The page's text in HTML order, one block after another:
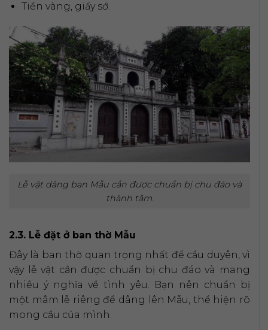
Tiền vàng, giấy sớ.
Lễ vật dâng ban Mẫu cần được chuẩn bị chu đáo và
thành tâm.
2.3. Lễ đặt ở ban thờ Mẫu
Đây là ban thờ quan trọng nhất để cầu duyên, vì
vậy lễ vật cần được chuẩn bị chu đáo và mang
nhiều ý nghĩa về tình yêu. Bạn nên chuẩn bị
một mâm lễ riêng để dâng lên Mẫu, thể hiện rõ
mong cầu của mình.